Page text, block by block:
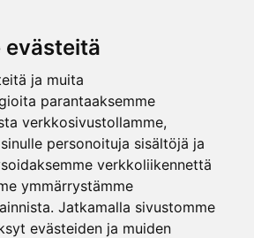
evästeitä
ja muita
parantaaksemme
verkkosivustollamme,
personoituja sisältöjä ja
verkkoliikennettä
ymmärrystämme
Jatkamalla sivustomme
evästeiden ja muiden